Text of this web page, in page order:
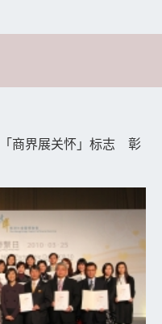
商界展关怀」标志 彰